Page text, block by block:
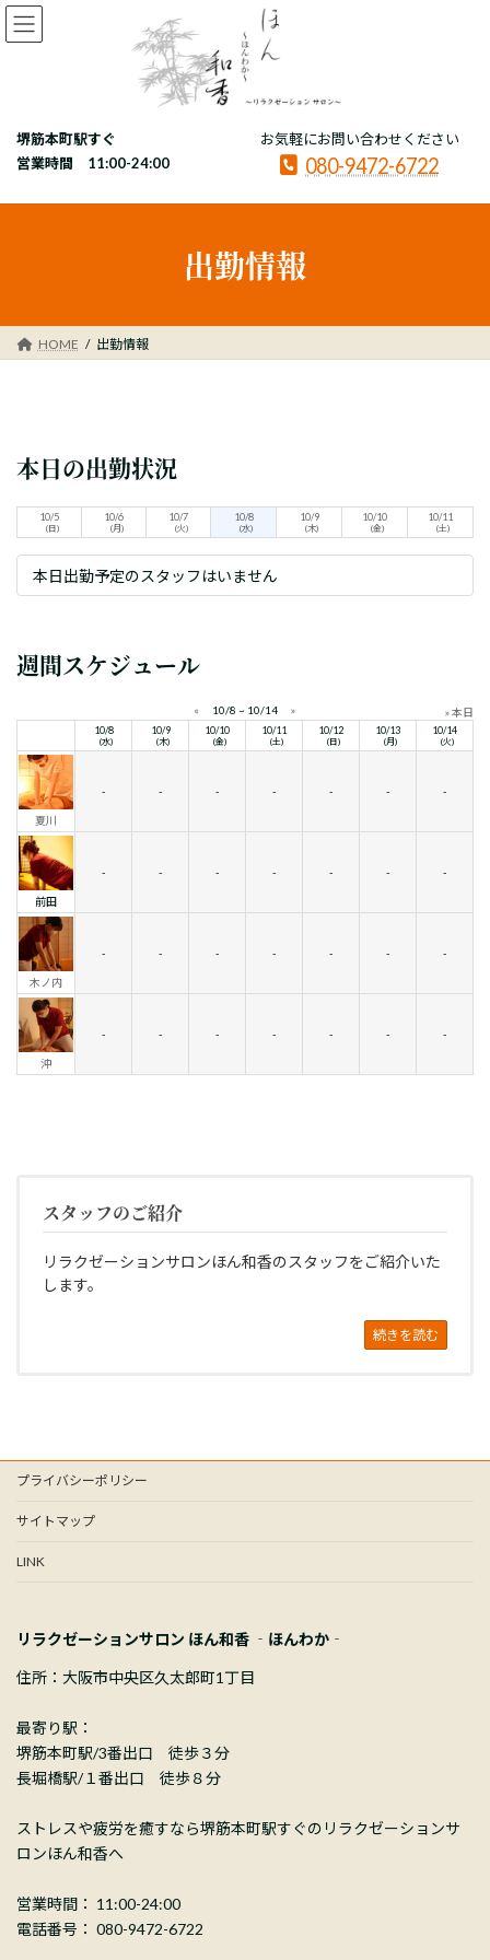
コ
ン
プ
ナ
ビ
動
堺筋本町駅すぐ
営業時間 11:00-24:00
お気軽にお問い合わせください
080-9472-6722
出勤情報
HOME 出勤情報
本日の出勤状況
10/5
(日)
10/6
(月)
10/7
(火)
10/8
(水)
10/9
(木)
10/10
(金)
10/11
(土)
本日出勤予定のスタッフはいません
週間スケジュール
« 10/8 ~ 10/14 » » 本日
10/8
(水)
10/9
(木)
10/10
(金)
10/11
(土)
10/12
(日)
10/13
(月)
10/14
(火)
夏川
- - - - - - -
前田
- - - - - - -
木ノ内
- - - - - - -
沖
- - - - - - -
スタッフのご紹介
リラクゼーションサロンほん和香のスタッフをご紹介いた
します。
続きを読む
プライバシーポリシー
サイトマップ
LINK
リラクゼーションサロン ほん和香 ‐ほんわか‐
住所：大阪市中央区久太郎町1丁目
最寄り駅：
堺筋本町駅/3番出口 徒歩３分
長堀橋駅/１番出口 徒歩８分
ストレスや疲労を癒すなら堺筋本町駅すぐのリラクゼーションサ
ロンほん和香へ
営業時間： 11:00-24:00
電話番号： 080-9472-6722